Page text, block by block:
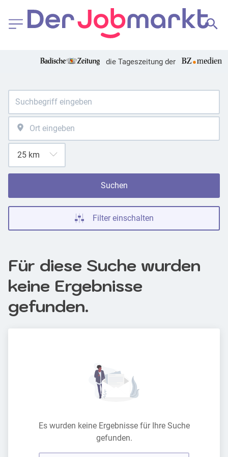
die Tageszeitung der
Suchen
Filter einschalten
Für diese Suche wurden
keine Ergebnisse
gefunden.
Es wurden keine Ergebnisse für Ihre Suche
gefunden.